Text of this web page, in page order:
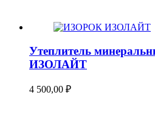
Утеплитель
ИЗОЛАЙТ
4 500,00 ₽